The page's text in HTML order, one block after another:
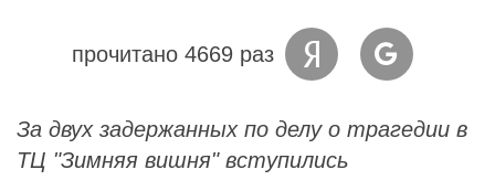
прочитано 4669 раз
За двух задержанных по делу о трагедии в
ТЦ "Зимняя вишня" вступились